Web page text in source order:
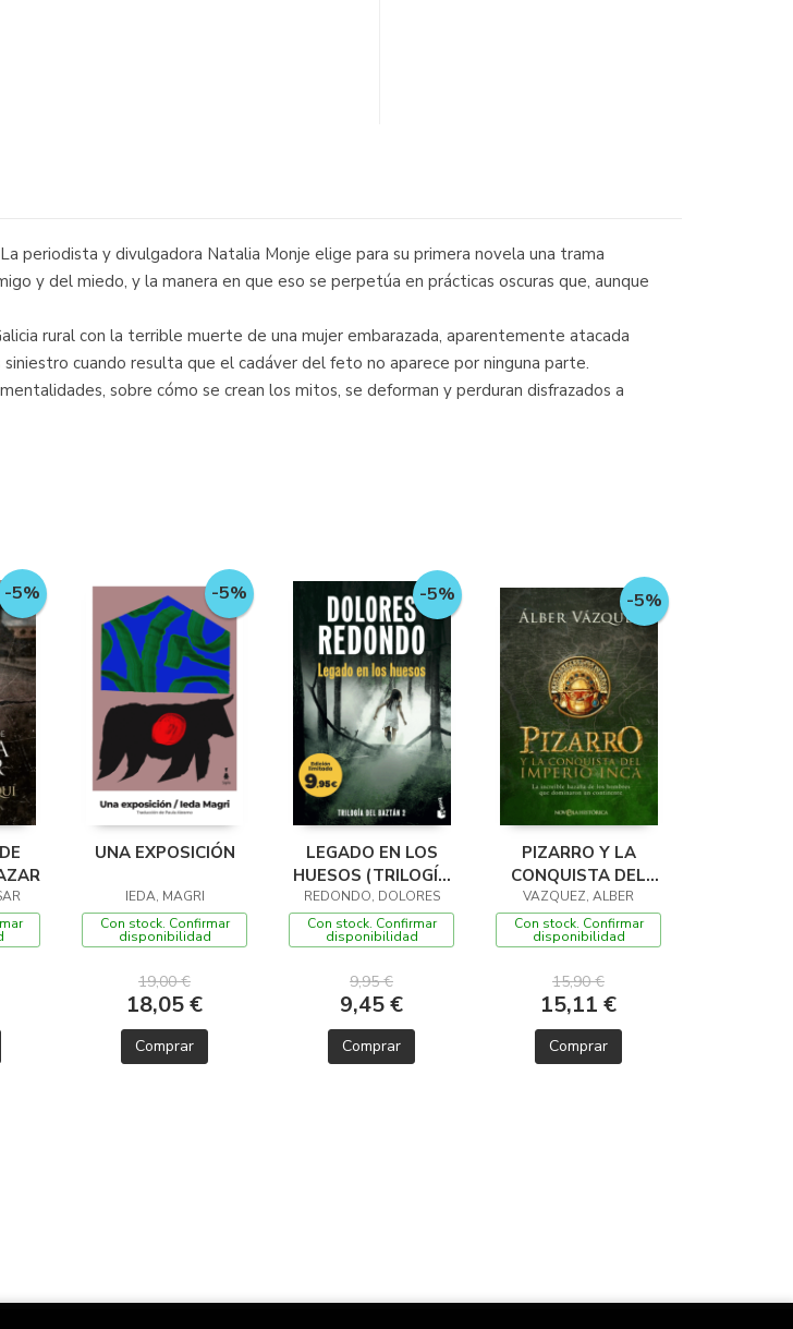
periodista y divulgadora Natalia Monje elige para su primera novela una trama
y del miedo, y la manera en que eso se perpetúa en prácticas oscuras que, aunque
rural con la terrible muerte de una mujer embarazada, aparentemente atacada
cuando resulta que el cadáver del feto no aparece por ninguna parte.
sobre cómo se crean los mitos, se deforman y perduran disfrazados a
-5% -5%
UNA EXPOSICIÓN
IEDA, MAGRI
Con stock. Confirmar
disponibilidad
19,00 €
18,05 €
Comprar
-5%
LEGADO EN LOS
HUESOS (TRILOGÍA
DEL BAZTÁN, 2)
REDONDO, DOLORES
Con stock. Confirmar
disponibilidad
9,95 €
9,45 €
Comprar
-5%
PIZARRO Y LA
CONQUISTA DEL
IMPERIO INCA
VAZQUEZ, ALBER
Con stock. Confirmar
disponibilidad
15,90 €
15,11 €
Comprar